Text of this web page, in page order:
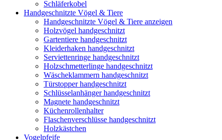
Schläferkobel
Handgeschnitzte Vögel & Tiere
Handgeschnitzte Vögel & Tiere anzeigen
Holzvögel handgeschnitzt
Gartentiere handgeschnitzt
Kleiderhaken handgeschnitzt
Serviettenringe handgeschnitzt
Holzschmetterlinge handgeschnitzt
Wäscheklammern handgeschnitzt
Türstopper handgeschnitzt
Schlüsselanhänger handgeschnitzt
Magnete handgeschnitzt
Küchenrollenhalter
Flaschenverschlüsse handgeschnitzt
Holzkästchen
Vogelpfeife